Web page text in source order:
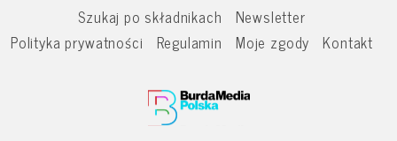
Szukaj po składnikach
Newsletter
Polityka prywatności
Regulamin Moje zgody Kontakt